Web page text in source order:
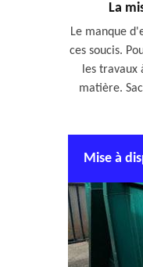
La
Le manque
ces soucis.
les
matière.
Mise à